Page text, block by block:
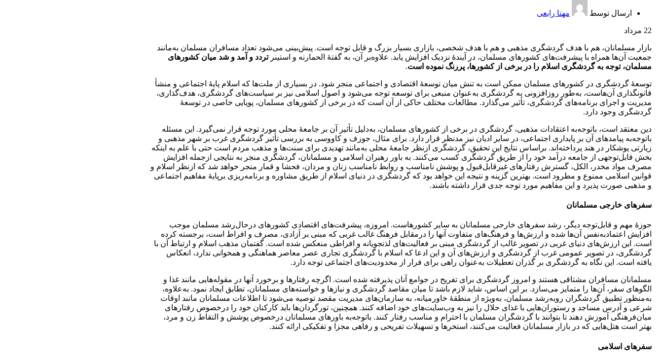
ارسال توسط مهتا رابعی
22 مرداد
بازار مسلمانان، هم با هدف گردشگری مذهبی و هم با هدف شخصی، بازاری بسیار بزرگ و قابل توجه است. پیش‌بینی می‌شود تعداد مسافران مسلمان به‌مانند
جمعیت آن‌ها همراه با پیشرفت‌های کشورهای مسلمان، در آیندۀ نزدیک افزایش یابد. علاوه‌بر آن، به گفتۀ الحمارنه و استینرتردد و آمد و شد میان کشورهای
مسلمان، توجه به گردشگری اسلام را در برخی از کشورها، پررنگ نموده است.
توسعۀ گردشگری در کشورهای مسلمان ممکن است به تنش میان توسعۀ اقتصادی و اجتماعی منجر شود. در بسیاری از ملت‌ها که اسلام پایۀ اجتماعی و منشأ
قانونگذاری آن‌هاست، به‌طور روزافزونی به گردشگری به‌عنوان منبعی برای توسعه توجه می‌شود و اصول اسلامی نیز بر سیاست­‌های گردشگری، هدف‌­گذاری،
مدیریت و اجرای برنامه‌های گردشگری، تأثیر می‌­گذارد. مطالعات مختلف حاکی از آن است که در برخی از کشورهای مسلمان، پویایی خاصی در توسعۀ
گردشگری وجود دارد.
دین معتقد است، باتوجه‌به اعتقادات مذهبی، گردشگری در برخی از کشورهای مسلمان، به‌دلیل تأثیر آن بر جامعۀ محلی مورد توجه قرار نمی‌گیرد. این مسئله
باتوجه‌به پیامدهای آن بر پایداری اجتماعی، در سایر ادیان نیز مدنظر قرار دارد. برای مثال، جوزف و کاووسی به بررسی تأثیر گردشگری غرب بر شهر مذهبی و
زیارتی پوشکار در هند پرداخته‌اند. براساس نتایج این تحقیق، گردشگری ازنظر جامعۀ محلی به‌مانند تهدیدی برای سنت‌ها و مذهب مردم است حتی با علم به اینکه
بخش قابل‌توجهی از جامعه درآمد خود را از طریق گردشگری کسب می‌کنند. به باور رهبران اسلامی و مسلمانان، گردشگری منجر به نتایجی ازجمله افزایش
مصرف مواد مخدر، الکل، گسترش رفتارهای غیرقابل‌قبول و پوشش نامناسب و روابط نامناسب زنان و مردان، فحشا و قمار منجر خواهد شد که ازنظر اسلام و
قوانین اسلامی ممنوع و مطرود است. بهترین گزینه و نتیجه این خواهد بود که گردشگری در دنیای اسلام از طریق مشاوره و برنامه­‌ریزی برپایۀ مفاهیم اجتماعی
و مذهبی صورت پذیرد و این مفاهیم مورد توجه جدی قرار داشته باشند.
سفرهای خارجی مسلمانان
حوزۀ مهم و قابل‌توجه دیگر، رشد سفرهای خارجی مسلمانان به سایر کشورهاست. امروزه، پیشرفت­‌های اقتصادی کشورهای درحال‌رشد مسلمان موجب
افزایش اعتمادبه‌نفس آن‌ها شده و ارزش­‌ها و فرهنگ‌­های متفاوت آن­ها را درمقابل فرهنگ غالب غربی که مبنی بر آزادی، مصرف و افراط است، برجسته کرده
است. این ارزش‌­های دنیای غربی در تصویر غالب از گردشگری مبنی بر فعالیت­‌های لذت­جویانه و افراطی منعکس شده است. گفتمان مذهب اسلام و ارتباط آن با
گردشگری، در تصویر عمومی غرب از گردشگری و ارزش­‌های آن و این ادعا که اسلام با گردشگری تجاری عصر معاصر هماهنگی و همخوانی ندارد، انعکاس
یافته است. این نگاه به گردشگری بر گذران تعطیلات به‌عنوان راهی برای فرار از محدودیت­‌های اجتماعی توجه دارد.
مسلمانان مسافران مشتاقی هستند و امروز گردشگری برای تفریح در جوامع آنان پذیرفته شده است. اگرچه رفتارها و برخورد آن­ها در مقوله‌هایی مانند غذا و
الگوهای سفر، آن‌ها را متمایز می­‌سازد. بر این اساس، شاید لازم باشد تا میان مقاصد گردشگری و نیازها و خواسته­‌های مسلمانان، تطابق ایجاد نمود. به‌علاوه،
به‌منظور تطبیق گردشگران رو‌به‌رشد مسلمان، به‌ویژه از منطقۀ خاورمیانه، به سازمان‌های مدیریت مقصد توصیه می­‌شود تا اطلاعات مسلمانان مانند اوقات
شرعی و آدرس مساجد و رستوران­‌هایی با غذای حلال را نیز به وب‌سایت­‌های خود اضافه کنند. همچنین، تورگردان­‌ها باید کارکنان خود را درخصوص رفتارهای
میان‌فرهنگی آموزش دهند تا بتوانند با گردشگران مسلمان با احترام و مناسب رفتار کنند. با‌توجه‌به باورهای مسلمانان درخصوص پوشش و التقاط زن و مرد،
بهتر است هتل‌هایی که در بازار مسلمانان فعالیت می­‌کنند، استخرها و تسهیلات تفریحی و رفاهی مجزا و تفکیکی ارائه کنند.
سفرهای اسلامی